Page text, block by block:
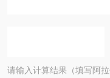
请输入计算结果（填写阿